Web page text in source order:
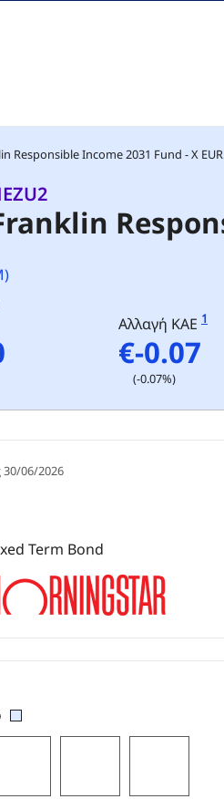
Responsible Income 2031 Fund - X
Αλλαγή ΚΑΕ 1
€-0.07
(-0.07%)
30/06/2026
Term Bond
stylebox-